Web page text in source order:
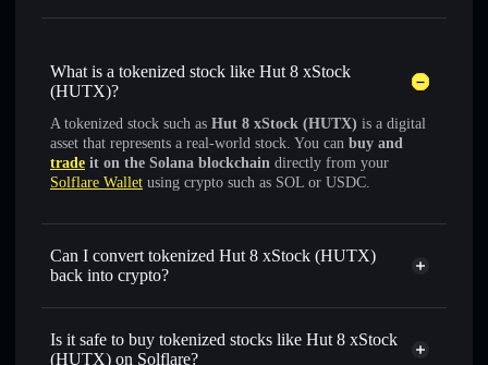
What is a tokenized stock like Hut 8 xStock
(HUTX)?
A tokenized stock such as Hut 8 xStock (HUTX) is a digital
asset that represents a real-world stock. You can buy and
trade it on the Solana blockchain directly from your
Solflare Wallet using crypto such as SOL or USDC.
Can I convert tokenized Hut 8 xStock (HUTX)
back into crypto?
Hut 8 xStock
swapped for
Is it safe to buy tokenized stocks like Hut 8 xStock
(HUTX) on Solflare?